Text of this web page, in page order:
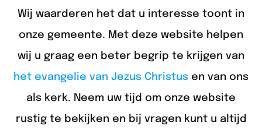
Wij waarderen het dat u interesse toont in
onze gemeente. Met deze website helpen
wij u graag een beter begrip te krijgen van
het evangelie van Jezus Christus en van ons
als kerk. Neem uw tijd om onze website
rustig te bekijken en bij vragen kunt u altijd